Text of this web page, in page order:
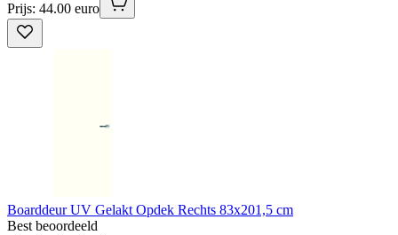
Prijs: 44.00 euro
Boarddeur UV Gelakt Opdek Rechts 83x201,5 cm
Best beoordeeld